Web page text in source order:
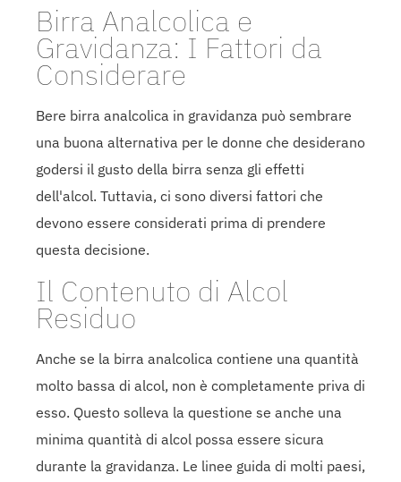
Birra Analcolica e
Gravidanza: I Fattori da
Considerare
Bere birra analcolica in gravidanza può sembrare
una buona alternativa per le donne che desiderano
godersi il gusto della birra senza gli effetti
dell'alcol. Tuttavia, ci sono diversi fattori che
devono essere considerati prima di prendere
questa decisione.
Il Contenuto di Alcol
Residuo
Anche se la birra analcolica contiene una quantità
molto bassa di alcol, non è completamente priva di
esso. Questo solleva la questione se anche una
minima quantità di alcol possa essere sicura
durante la gravidanza. Le linee guida di molti paesi,